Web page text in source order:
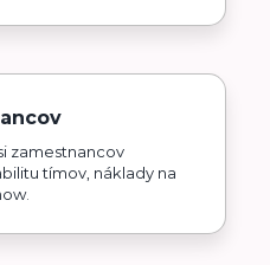
zamestnancov
tímov, náklady na